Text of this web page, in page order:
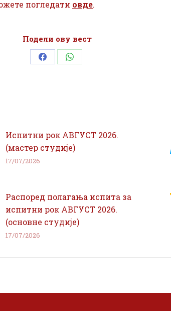
погледати овде.
Подели ову вест
Share Share
Испитни рок АВГУСТ 2026.
(мастер студије)
17/07/2026
Распоред полагања испита за
испитни рок АВГУСТ 2026.
(основне студије)
17/07/2026